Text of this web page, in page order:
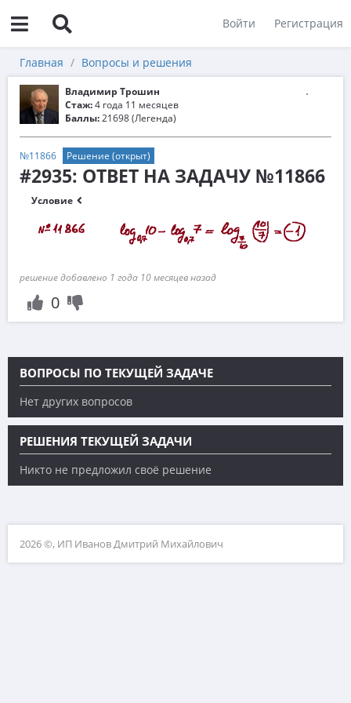
Войти Регистрация
Главная Вопросы и решения
Владимир Трошин
Стаж:4 года 11 месяцев
Баллы:21698 (Легенда)
№11866 Решение (открыт)
#2935: ОТВЕТ НА ЗАДАЧУ №11866
Условие
решение добавлено 1 года 10 месяцев назад
0
ВОПРОСЫ ПО ТЕКУЩЕЙ ЗАДАЧЕ
Нет других вопросов
РЕШЕНИЯ ТЕКУЩЕЙ ЗАДАЧИ
Никто не предложил своё решение
2026 ©, ИП Иванов Дмитрий Михайлович